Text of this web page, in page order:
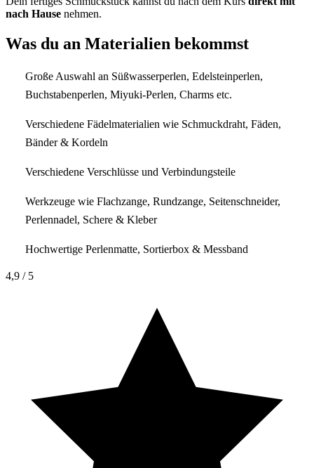
nach Hause nehmen.
Was du an Materialien bekommst
Große Auswahl an Süßwasserperlen, Edelsteinperlen,
Buchstabenperlen, Miyuki-Perlen, Charms etc.
Verschiedene Fädelmaterialien wie Schmuckdraht, Fäden,
Bänder & Kordeln
Verschiedene Verschlüsse und Verbindungsteile
Werkzeuge wie Flachzange, Rundzange, Seitenschneider,
Perlennadel, Schere & Kleber
Hochwertige Perlenmatte, Sortierbox & Messband
4,9 / 5